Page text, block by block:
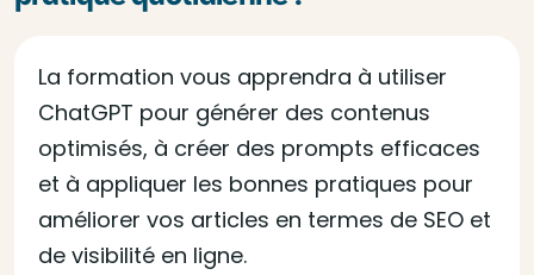
La formation vous apprendra à utiliser
ChatGPT pour générer des contenus
optimisés, à créer des prompts efficaces
et à appliquer les bonnes pratiques pour
améliorer vos articles en termes de SEO et
de visibilité en ligne.